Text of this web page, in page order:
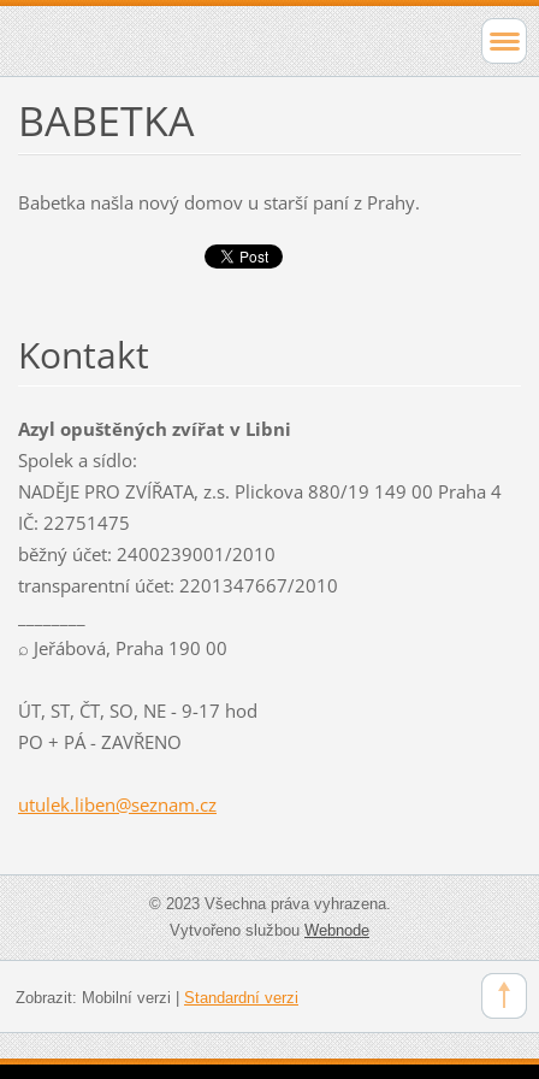
BABETKA
Babetka našla nový domov u starší paní z Prahy.
Kontakt
Azyl opuštěných zvířat v Libni
Spolek a sídlo:
NADĚJE PRO ZVÍŘATA, z.s. Plickova 880/19 149 00 Praha 4
IČ: 22751475
běžný účet: 2400239001/2010
transparentní účet: 2201347667/2010
⌕ Jeřábová, Praha 190 00
ÚT, ST, ČT, SO, NE - 9-17 hod
PO + PÁ - ZAVŘENO
utulek.liben@seznam.cz
© 2023 Všechna práva vyhrazena.
Vytvořeno službouWebnode
Zobrazit: Mobilní verzi | Standardní verzi